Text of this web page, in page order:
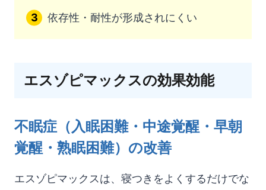
依存性・耐性が形成されにくい
エスゾピマックスの効果効能
不眠症（入眠困難・中途覚醒・早朝
覚醒・熟眠困難）の改善
エスゾピマックスは、寝つきをよくするだけでな